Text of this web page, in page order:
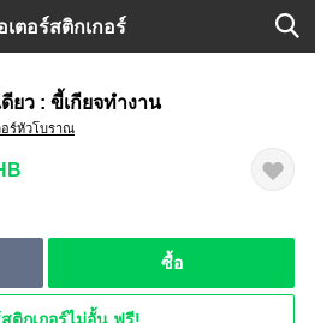
เตอร์สติกเกอร์
ยว : ขี้เกียจทำงาน
อร์หัวโบราณ
ซื้อ